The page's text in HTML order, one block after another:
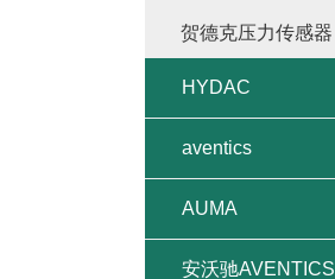
贺德克压力传感器
HYDAC
aventics
AUMA
安沃驰AVENTICS